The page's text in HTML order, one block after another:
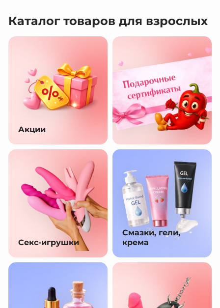
Каталог товаров для взрослых
Акции
Секс-игрушки
Смазки, гели,
крема